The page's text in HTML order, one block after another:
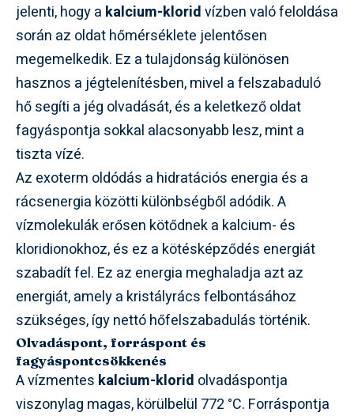
jelenti, hogy a kalcium-kloridvízben való feloldása
során az oldat hőmérséklete jelentősen
megemelkedik. Ez a tulajdonság különösen
hasznos a jégtelenítésben, mivel a felszabaduló
hő segíti a jég olvadását, és a keletkező oldat
fagyáspontja sokkal alacsonyabb lesz, mint a
tiszta vízé.
Az exoterm oldódás a hidratációs energia és a
rácsenergia közötti különbségből adódik. A
vízmolekulák erősen kötődnek a kalcium- és
kloridionokhoz, és ez a kötésképződés energiát
szabadít fel. Ez az energia meghaladja azt az
energiát, amely a kristályrács felbontásához
szükséges, így nettó hőfelszabadulás történik.
Olvadáspont, forráspont és
fagyáspontcsökkenés
A vízmentes kalcium-klorid olvadáspontja
viszonylag magas, körülbelül 772 °C. Forráspontja